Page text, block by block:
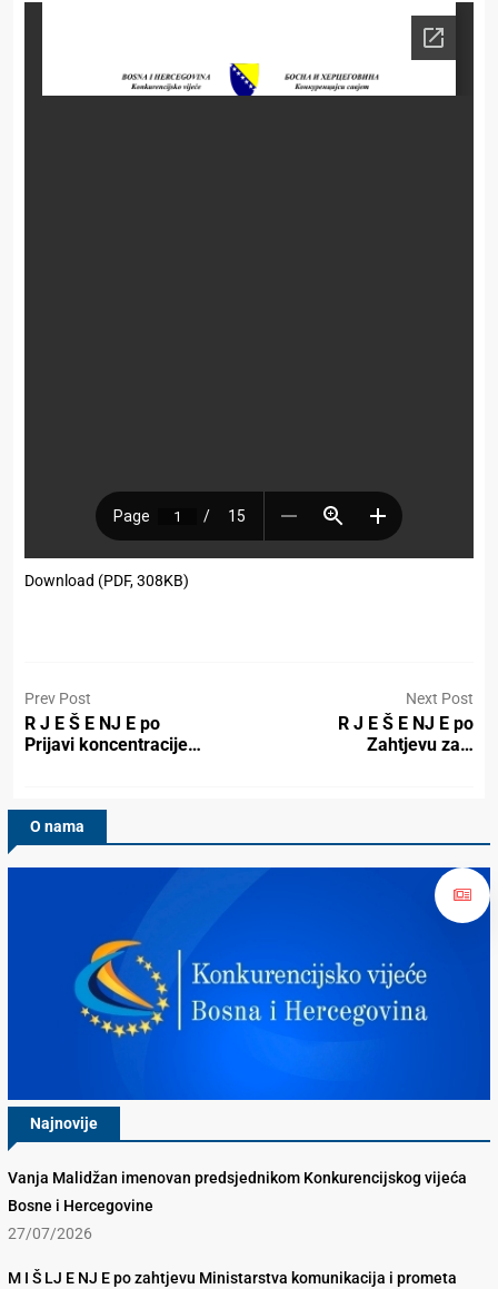
Download (PDF, 308KB)
Prev Post
R J E Š E NJ E po
Prijavi koncentracije…
Next Post
R J E Š E NJ E po
Zahtjevu za…
O nama
Najnovije
Vanja Malidžan imenovan predsjednikom Konkurencijskog vijeća
Bosne i Hercegovine
27/07/2026
M I Š LJ E NJ E po zahtjevu Ministarstva komunikacija i prometa